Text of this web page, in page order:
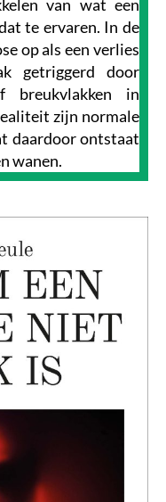
van wat een
te ervaren. In de
op als een verlies
getriggerd door
breukvlakken in
zijn normale
daardoor ontstaat
wanen.